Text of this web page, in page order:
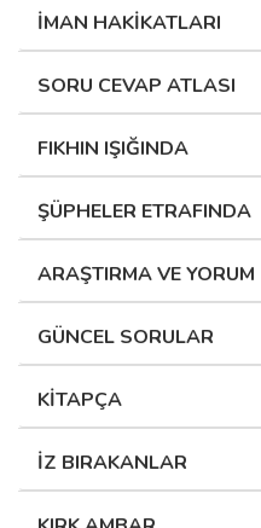
İMAN HAKİKATLARI
SORU CEVAP ATLASI
FIKHIN IŞIĞINDA
ŞÜPHELER ETRAFINDA
ARAŞTIRMA VE YORUM
GÜNCEL SORULAR
KİTAPÇA
İZ BIRAKANLAR